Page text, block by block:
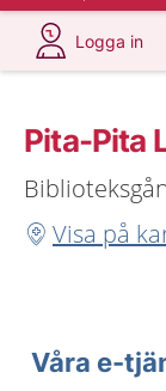
Logga in
på
Pita-Pita
Visa på
Våra e-